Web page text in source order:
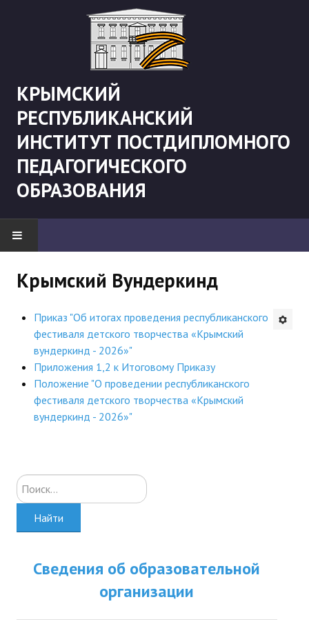
КРЫМСКИЙ
РЕСПУБЛИКАНСКИЙ
ИНСТИТУТ ПОСТДИПЛОМНОГО
ПЕДАГОГИЧЕСКОГО
ОБРАЗОВАНИЯ
Будни института
АНОНСЫ
ИНСТИТУТ
Противодействие коррупции
Организация УВП
ГИА
Советуем прочитать
Готовимся к новому учебному году 2026-2027
Крымский Вундеркинд
Приказ "Об итогах проведения республиканского
фестиваля детского творчества «Крымский
вундеркинд - 2026»"
Приложения 1,2 к Итоговому Приказу
Положение "О проведении республиканского
фестиваля детского творчества «Крымский
вундеркинд - 2026»"
Искать...
Найти
Сведения об образовательной
организации